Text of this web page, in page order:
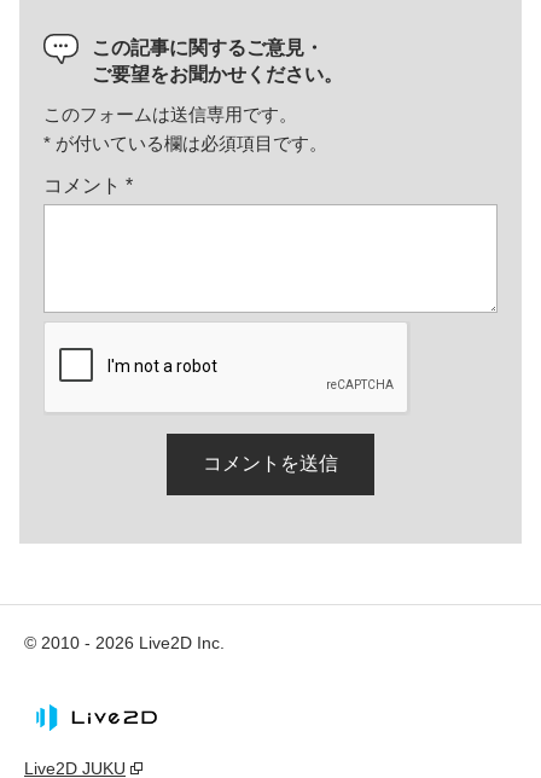
この記事に関するご意見・
ご要望をお聞かせください。
このフォームは送信専用です。
* が付いている欄は必須項目です。
コメント *
© 2010 - 2026 Live2D Inc.
Live2D JUKU